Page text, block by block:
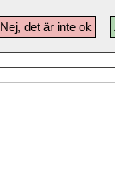
Nej, det är inte ok